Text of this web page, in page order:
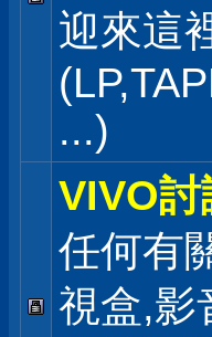
迎來這
...)
VIVO
任何有
視盒,影